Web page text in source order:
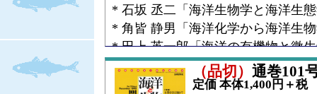
* 石坂 丞二「海洋生物学と海洋生
* 角皆 静男「海洋化学から海洋生
* 田上 英一郎「海洋の有機物と微
* 佐々木 克之「海洋生物の生産と
アプローチ」
（品切） 通巻101
定価 本体1,400円＋税